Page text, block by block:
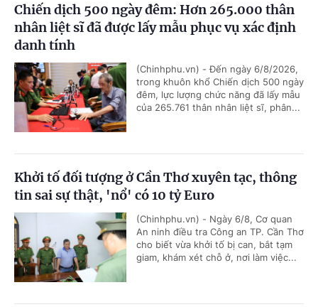
Chiến dịch 500 ngày đêm: Hơn 265.000 thân
nhân liệt sĩ đã được lấy mẫu phục vụ xác định
danh tính
(Chinhphu.vn) - Đến ngày 6/8/2026,
trong khuôn khổ Chiến dịch 500 ngày
đêm, lực lượng chức năng đã lấy mẫu
của 265.761 thân nhân liệt sĩ, phân...
Khởi tố đối tượng ở Cần Thơ xuyên tạc, thông
tin sai sự thật, 'nổ' có 10 tỷ Euro
(Chinhphu.vn) - Ngày 6/8, Cơ quan
An ninh điều tra Công an TP. Cần Thơ
cho biết vừa khởi tố bị can, bắt tạm
giam, khám xét chỗ ở, nơi làm việc...